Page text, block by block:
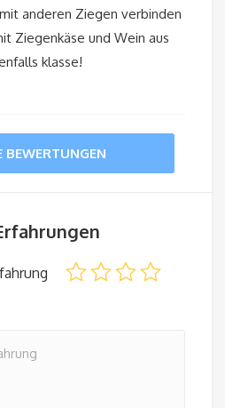
anderen Ziegen verbinden
Ziegenkäse und Wein aus
klasse!
BEWERTUNGEN